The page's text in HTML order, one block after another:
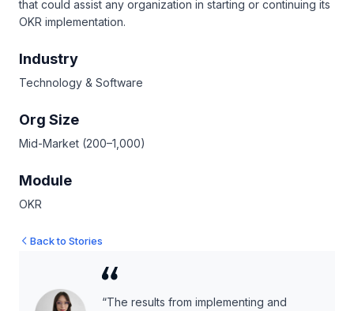
that could assist any organization in starting or continuing its
OKR implementation.
Industry
Technology & Software
Org Size
Mid-Market (200–1,000)
Module
OKR
Back to Stories
“The results from implementing and